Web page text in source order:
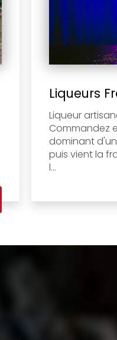
Liqueurs
Liqueur
Commandez
dominant
puis vient la
l...